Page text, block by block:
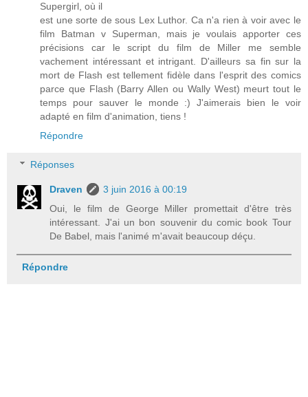
Supergirl, où il
est une sorte de sous Lex Luthor. Ca n'a rien à voir avec le
film Batman v Superman, mais je voulais apporter ces
précisions car le script du film de Miller me semble
vachement intéressant et intrigant. D'ailleurs sa fin sur la
mort de Flash est tellement fidèle dans l'esprit des comics
parce que Flash (Barry Allen ou Wally West) meurt tout le
temps pour sauver le monde :) J'aimerais bien le voir
adapté en film d'animation, tiens !
Répondre
Réponses
Draven
3 juin 2016 à 00:19
Oui, le film de George Miller promettait d'être très
intéressant. J'ai un bon souvenir du comic book Tour
De Babel, mais l'animé m'avait beaucoup déçu.
Répondre